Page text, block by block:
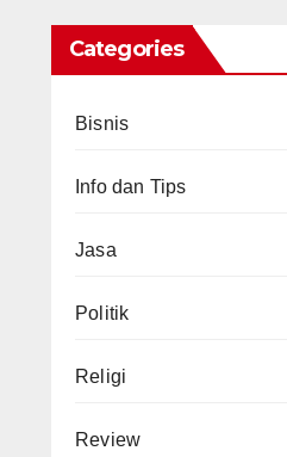
Categories
Bisnis
Info dan Tips
Jasa
Politik
Religi
Review